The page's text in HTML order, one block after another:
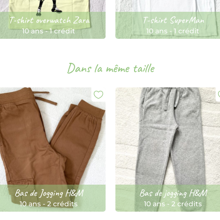
T-shirt overwatch Zara
10 ans-1 crédit
T-shirt SuperMan
10 ans-1 crédit
Dans la même taille
Bas de Jogging H&M
10 ans- 2 crédits
Bas de jogging H&M
10 ans- 2 crédits